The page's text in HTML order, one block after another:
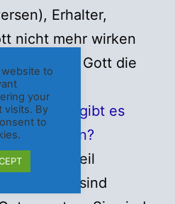
Erhalter,
nicht mehr wirken
mehr, da Gott die
ist.
warum gibt es
Menschen?
gibt es, weil
Menschen sind
to
your
visits. By
to